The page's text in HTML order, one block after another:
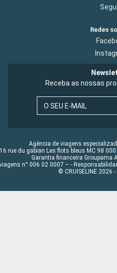
Redes
Receba as nossas
O SEU E-MAIL
Agência de viagens
16 rue du gabian Les flots bleus MC 98
Garantia financeira Groupama
n° 006 02 0007 – -
© CRUISELINE 2026